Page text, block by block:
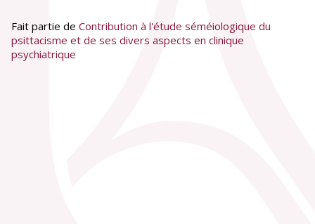
Fait partie de Contribution à l'étude séméiologique du
psittacisme et de ses divers aspects en clinique
psychiatrique